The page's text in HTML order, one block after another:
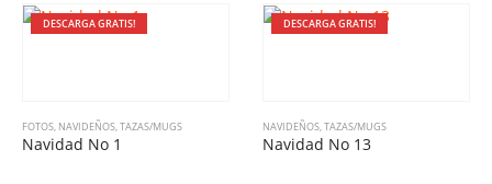
DESCARGA GRATIS!
FOTOS, NAVIDEÑOS,TAZAS/MUGS
Navidad No 1
DESCARGA GRATIS!
NAVIDEÑOS,TAZAS/MUGS
Navidad No 13